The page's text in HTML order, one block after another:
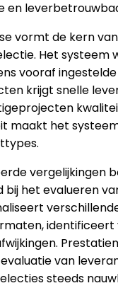
en
vormt de kern
Het systeem
vooraf
krijgt snelle
maakt het
vergelijkingen
bij het evalueren
van
steeds